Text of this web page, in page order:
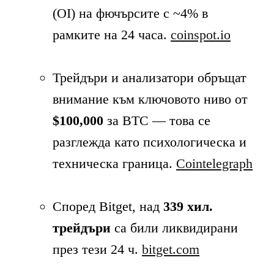
(OI) на фючърсите с ~4% в
рамките на 24 часа.coinspot.io
Трейдъри и анализатори обръщат
внимание към ключовото ниво от
$100,000 за BTC — това се
разглежда като психологическа и
техническа граница. Cointelegraph
Според Bitget, над339 хил.
трейдъри са били ликвидирани
през тези 24 ч.bitget.com